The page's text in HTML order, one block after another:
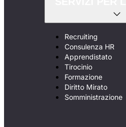
Recruiting
Consulenza HR
Apprendistato
Tirocinio
Formazione
Diritto Mirato
Somministrazione